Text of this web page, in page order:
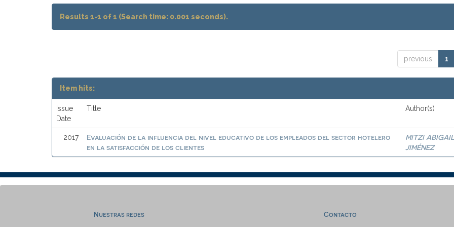
Results 1-1 of 1 (Search time: 0.001 seconds).
previous 1
Item hits:
Issue
Date
Title Author(s)
2017
Evaluación de la influencia del nivel educativo de los empleados del sector hotelero
en la satisfacción de los clientes
MITZI
JIMÉNEZ
Nuestras redes Contacto